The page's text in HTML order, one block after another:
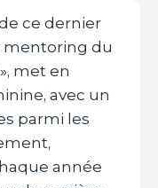
ce dernier
mentoring du
», met en
avec un
parmi les
année